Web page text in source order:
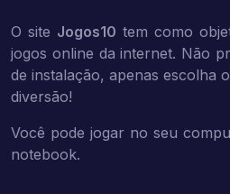
O site Jogos10 tem como
jogos online da internet. Não
de instalação, apenas escolha
diversão!
Você pode jogar no seu
notebook.